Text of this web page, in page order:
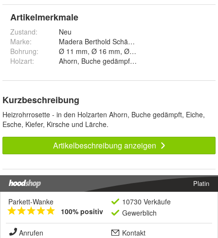
Artikelmerkmale
Zustand:
Neu
Marke:
Madera Berthold Schächtele
Bohrung:
Holzart:
Kurzbeschreibung
Heizrohrrosette - in den Holzarten Ahorn, Buche gedämpft, Eiche,
Esche, Kiefer, Kirsche und Lärche.
Artikelbeschreibung anzeigen
Platin
Parkett-Wanke
100% positiv
10730 Verkäufe
Gewerblich
Anrufen
Kontakt